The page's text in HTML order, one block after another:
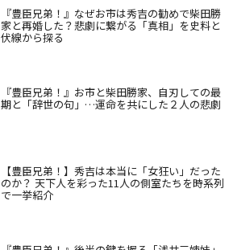
『豊臣兄弟！』なぜお市は秀吉の勧めで柴田勝
家と再婚した？悲劇に繋がる「真相」を史料と
伏線から探る
『豊臣兄弟！』お市と柴田勝家、自刃しての最
期と「辞世の句」…運命を共にした２人の悲劇
【豊臣兄弟！】秀吉は本当に「女狂い」だった
のか？ 天下人を彩った11人の側室たちを時系列
で一挙紹介